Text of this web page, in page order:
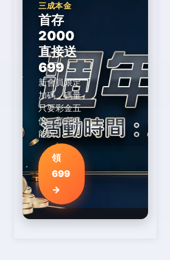
三成本金
首存
2000
直接送
699
新會員限定
加碼，碼量
只要彩金五
倍，領完就
能玩。
領
699
→